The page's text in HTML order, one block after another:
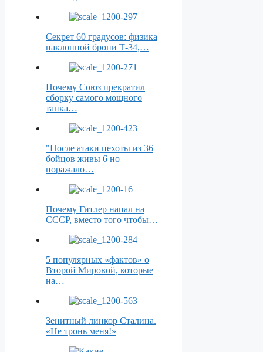
Секрет 60 градусов: физика
наклонной брони Т-34,…
Почему Союз прекратил
сборку самого мощного
танка…
"После атаки пехоты из 36
бойцов живы 6 но
поражало…
Почему Гитлер напал на
СССР, вместо того чтобы…
5 популярных «фактов» о
Второй Мировой, которые
на…
Зенитный линкор Сталина.
«Не тронь меня!»